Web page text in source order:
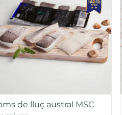
de lluç austral MSC